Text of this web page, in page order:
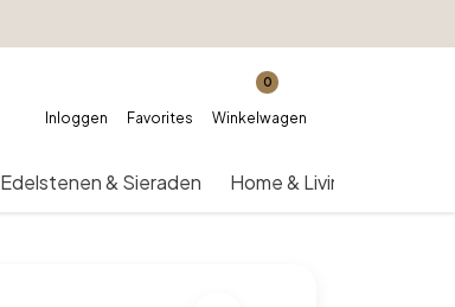
Inloggen Favorites
0
Winkelwagen
Edelstenen & Sieraden Home & Living